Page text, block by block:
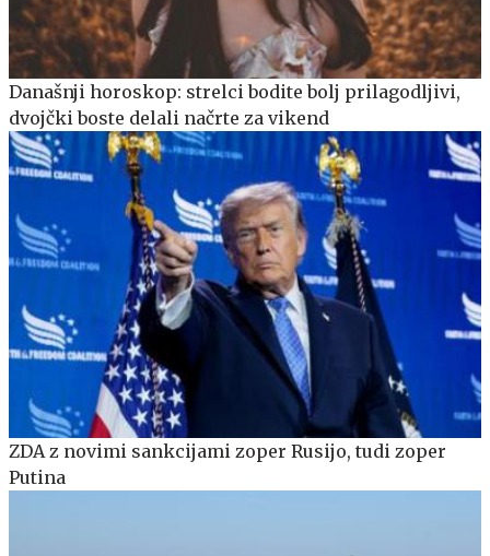
Današnji horoskop: strelci bodite bolj prilagodljivi,
dvojčki boste delali načrte za vikend
ZDA z novimi sankcijami zoper Rusijo, tudi zoper
Putina